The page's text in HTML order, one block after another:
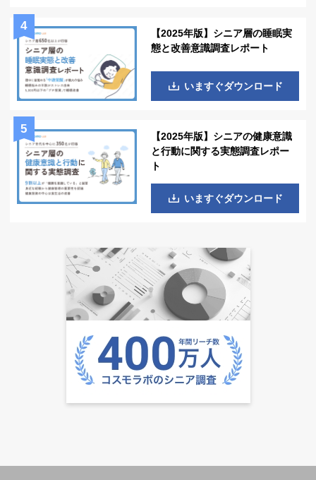
【2025年版】シニア層の睡眠実
態と改善意識調査レポート
いますぐダウンロード
【2025年版】シニアの健康意識
と行動に関する実態調査レポー
ト
いますぐダウンロード